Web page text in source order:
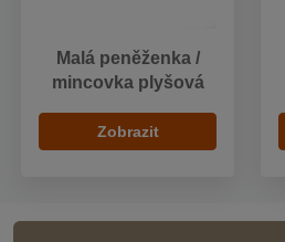
Malá peněženka /
mincovka plyšová
Zobrazit